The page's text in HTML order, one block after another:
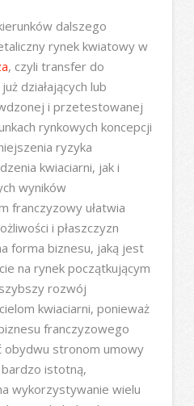
dalszego
rynek kwiatowy w
, czyli transfer do
działających lub
i przetestowanej
rynkowych koncepcji
ryzyka
kwiaciarni, jak i
wyników
franczyzowy ułatwia
i płaszczyzn
forma biznesu, jaką jest
na rynek początkującym
rozwój
kwiaciarni, ponieważ
franczyzowego
obydwu stronom umowy
istotną,
wykorzystywanie wielu